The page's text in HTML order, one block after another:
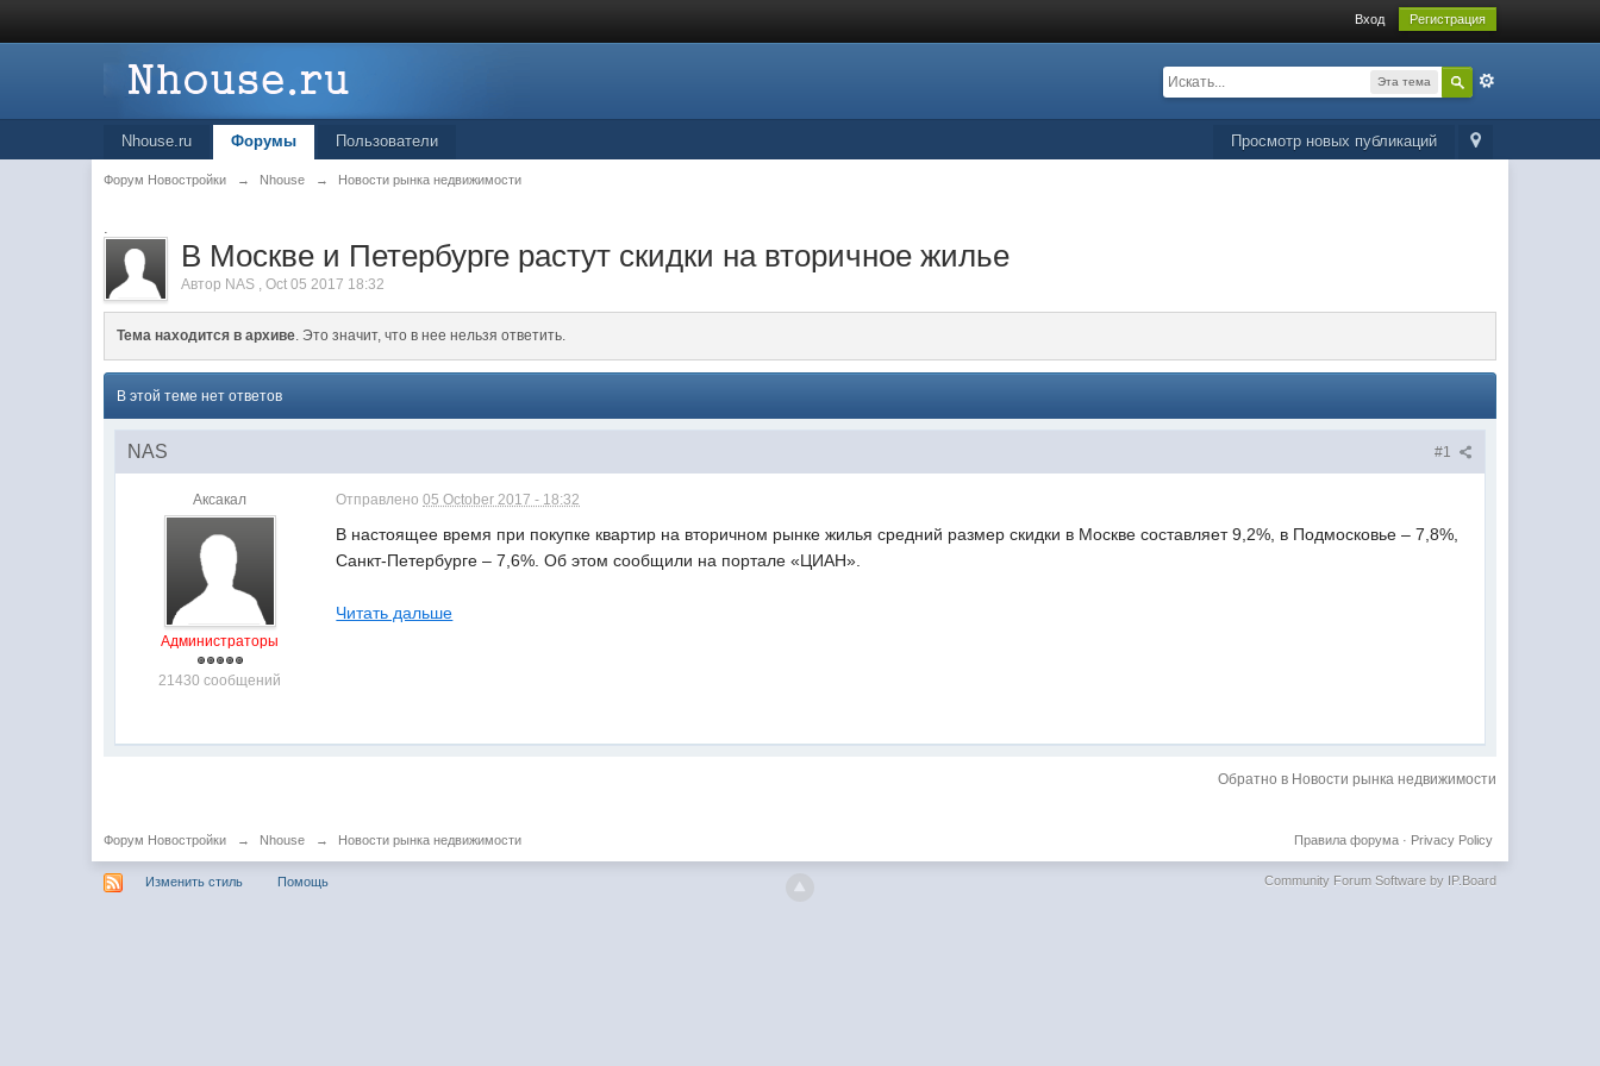
Вход Регистрация
Эта тема
Просмотр новых публикаций
Nhouse.ru Форумы Пользователи
Форум Новостройки → Nhouse → Новости рынка недвижимости
.
В Москве и Петербурге растут скидки на вторичное жилье
Автор NAS ,Oct 05 2017 18:32
Тема находится в архиве. Это значит, что в нее нельзя ответить.
В этой теме нет ответов
#1
NAS
Аксакал
Администраторы
21430 сообщений
Отправлено05 October 2017 - 18:32
В настоящее время при покупке квартир на вторичном рынке жилья средний размер скидки в Москве составляет 9,2%, в Подмосковье – 7,8%,
Санкт-Петербурге – 7,6%. Об этом сообщили на портале «ЦИАН».
Читать дальше
Обратно в Новости рынка недвижимости
Форум Новостройки → Nhouse → Новости рынка недвижимости Privacy Policy
Правила форума·
Изменить стиль Помощь Community Forum Software by IP.Board